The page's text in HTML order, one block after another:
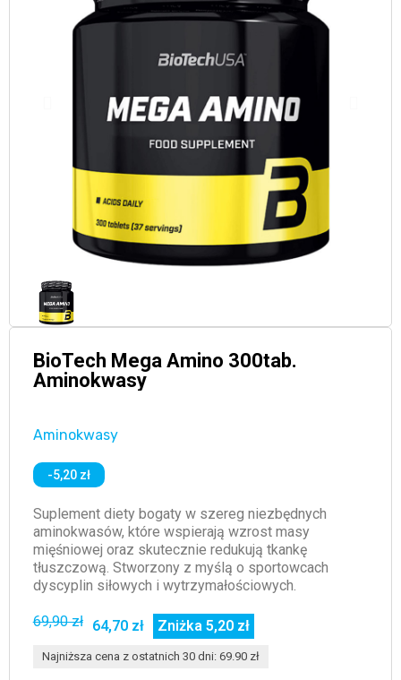
Z KRYLA)
BioTech Mega Amino 300tab.
Aminokwasy
Aminokwasy
-5,20 zł
Suplement diety bogaty w szereg niezbędnych
aminokwasów, które wspierają wzrost masy
mięśniowej oraz skutecznie redukują tkankę
tłuszczową. Stworzony z myślą o sportowcach
dyscyplin siłowych i wytrzymałościowych.
69,90 zł 64,70 zł Zniżka 5,20 zł
Najniższa cena z ostatnich 30 dni: 69.90 zł